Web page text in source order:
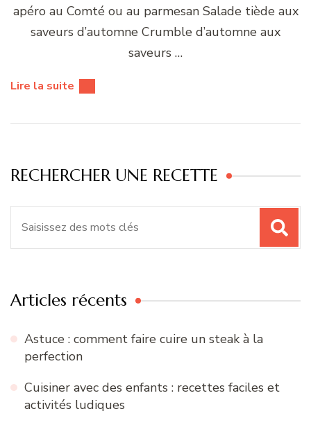
apéro au Comté ou au parmesan Salade tiède aux
saveurs d’automne Crumble d’automne aux
saveurs …
Lire la suite
RECHERCHER UNE RECETTE
Articles récents
Astuce : comment faire cuire un steak à la
perfection
Cuisiner avec des enfants : recettes faciles et
activités ludiques